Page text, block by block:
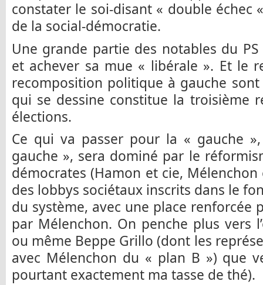
constater le soi-disant « double échec
de la social-démocratie.
Une grande partie des notables du
et achever sa mue « libérale ». Et le
recomposition politique à gauche
qui se dessine constitue la troisième
élections.
Ce qui va passer pour la « gauche
gauche », sera dominé par le
démocrates (Hamon et cie, Mélenchon
des lobbys sociétaux inscrits dans le
du système, avec une place renforcée
par Mélenchon. On penche plus vers
ou même Beppe Grillo (dont les
avec Mélenchon du « plan B ») que
pourtant exactement ma tasse de thé).